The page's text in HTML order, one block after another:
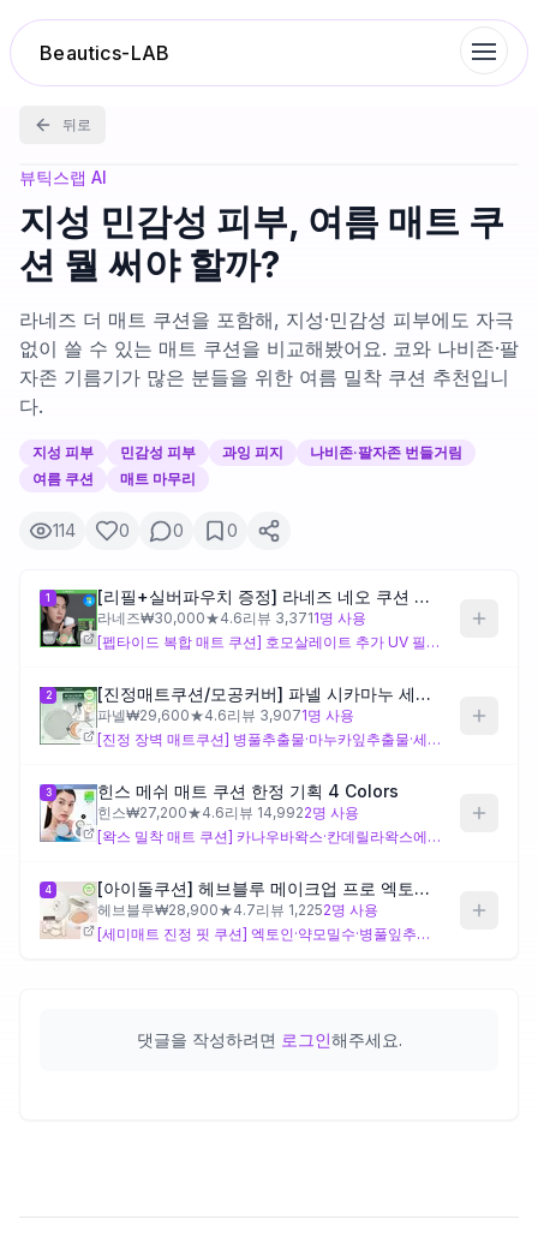
Beautics-LAB
랭킹
성분분석
나의 스킨케어
대화 이력
찜 목록
루틴탐색
제품비교
뒤로
뷰틱스랩 AI
지성 민감성 피부, 여름 매트 쿠
션 뭘 써야 할까?
라네즈 더 매트 쿠션을 포함해, 지성·민감성 피부에도 자극
없이 쓸 수 있는 매트 쿠션을 비교해봤어요. 코와 나비존·팔
자존 기름기가 많은 분들을 위한 여름 밀착 쿠션 추천입니
다.
지성 피부 민감성 피부 과잉 피지
나비존·팔자존 번들거림
여름 쿠션
매트 마무리
114 0 0 0
1 [리필+실버파우치 증정] 라네즈 네오 쿠션 더 매트 15g
라네즈₩30,000★4.6리뷰 3,3711명 사용
[펩타이드 복합 매트 쿠션] 호모살레이트 추가 UV 필터와 아세틸헵타펩타이드-4·아세틸헥사펩타이드-8·아세틸옥타펩타이드-3 세 가지 펩타이드 복합이 고유 특징으로, 매트 마무리와 함께 안티에이징 케어를 병행하는 설계입니다. 다만 시트로넬올·제라니올·리모넨·하이드록시시트로넬알 등 고유 향 성분이 여럿 포함되어 있어, 민감성 피부라면 자극 반응을 먼저 확인하며 사용하는 것이 좋습니다.
2 [진정매트쿠션/모공커버] 파넬 시카마누 세럼 인 매트쿠션(본품+리필)
파넬₩29,600★4.6리뷰 3,9071명 사용
[진정 장벽 매트쿠션] 병풀추출물·마누카잎추출물·세라마이드엔피·피토스핑고신·락토바실러스발효물이 고유하게 포함되어, 피지 조절과 매트 마무리에 진정·피부 장벽 강화 설계를 더한 것이 특징입니다. 지성이면서 자극이나 홍조가 잦은 민감성 피부에 맞는 구성이나, 마카다미아씨오일이 고유 성분에 포함되어 있어 피지 분비가 매우 많은 피부는 실제 사용에서 지속력을 확인해보는 것이 좋습니다.
3 힌스 메쉬 매트 쿠션 한정 기획 4 Colors
힌스₩27,200★4.6리뷰 14,9922명 사용
[왁스 밀착 매트 쿠션] 카나우바왁스·칸데릴라왁스에스터·세레신·해바라기씨왁스 등 다수의 왁스류와 사파이어가루·칼슘티타늄보로실리케이트가 고유하게 포함되어, 밀착 지속력과 미세 광채를 겸한 매트 설계가 차별점입니다. 다만 황색4호·적색202호·적색201호·청색1호 등 타르색소가 고유 성분에 포함되어 있어, 민감성 피부나 색소침착이 걱정되는 경우에는 패치 테스트 후 사용하는 것이 좋습니다.
4 [아이돌쿠션] 헤브블루 메이크업 프로 엑토인 트리 세미매트 핏 쿠션 4종 택 1 (기획/단품)
헤브블루₩28,900★4.7리뷰 1,2252명 사용
[세미매트 진정 핏 쿠션] 엑토인·약모밀수·병풀잎추출물·락토코쿠스발효물·다종 베리추출물·아미노산 복합이 고유하게 포함되어, 진정·항산화와 수분 보충을 동시에 겨냥한 세미매트 설계가 특징입니다. 지성+민감성 피부의 피지와 자극을 함께 고려한 구성이나, 세미매트 제형 특성상 나비존·팔자존 번들거림이 심한 경우에는 지속력이 충분한지 실제 사용으로 확인이 필요합니다.
댓글을 작성하려면 로그인해주세요.